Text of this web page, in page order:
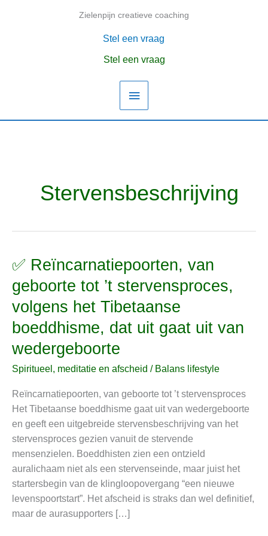
Zielenpijn creatieve coaching
Hoofdmenu
Stel een vraag
Stel een vraag
Stervensbeschrijving
✅ Reïncarnatiepoorten, van
geboorte tot ’t stervensproces,
volgens het Tibetaanse
boeddhisme, dat uit gaat uit van
wedergeboorte
Spiritueel, meditatie en afscheid / Balans lifestyle
Reïncarnatiepoorten, van geboorte tot ’t stervensproces
Het Tibetaanse boeddhisme gaat uit van wedergeboorte
en geeft een uitgebreide stervensbeschrijving van het
stervensproces gezien vanuit de stervende
mensenzielen. Boeddhisten zien een ontzield
auralichaam niet als een stervenseinde, maar juist het
startersbegin van de klingloopovergang “een nieuwe
levenspoortstart”. Het afscheid is straks dan wel definitief,
maar de aurasupporters […]
✅
van
geboorte
tot
’t
stervensproces,
volgens
Tibetaanse
boeddhisme,
dat
uit
gaat
uit
van
wedergeboorte